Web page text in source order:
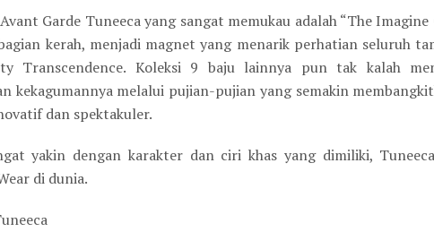
Garde Tuneeca yang sangat memukau adalah “The
kerah, menjadi magnet yang menarik perhatian seluruh
Transcendence. Koleksi 9 baju lainnya pun tak kalah
kekagumannya melalui pujian-pujian yang semakin
dan spektakuler.
yakin dengan karakter dan ciri khas yang dimiliki,
di dunia.